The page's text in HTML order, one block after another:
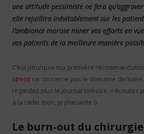
une attitude pessimiste ne fera
elle rejaillira inévitablement sur les
l’ambiance morose miner vos efforts en
vos patients de la meilleure manière
C’est pourquoi ma première
stress ne concerne pas le domaine dentaire.
regardez plus le journal télévisé, n’écoutez
à la radio (non, je plaisante !).
Le burn-out du